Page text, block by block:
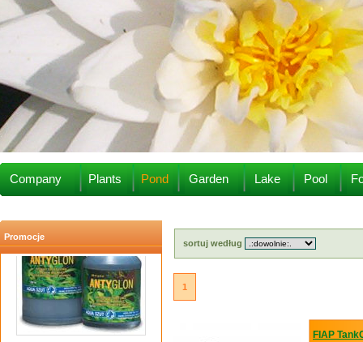
Company Plants Pond Garden Lake Pool
Promocje
Antyglon 250 ml - Preparat do
zwalczania glonów / 5 000 litrów
sortuj według
1
FIAP